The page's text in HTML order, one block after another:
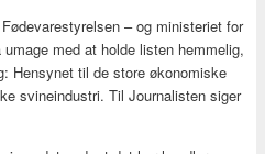
– og ministeriet for
med at holde listen hemmelig,
Hensynet til de store økonomiske
svineindustri. Til Journalisten siger